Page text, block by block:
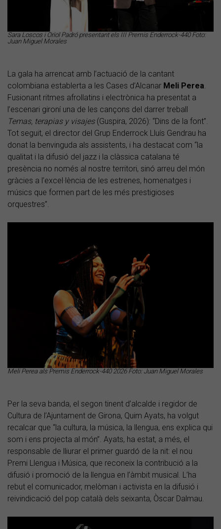
Sara Loscos i Oriol Padró presentant els III Premis Enderrock-440 Foto:
Juan Miguel Morales
La gala ha arrencat amb l’actuació de la cantant
colombiana establerta a les Cases d’Alcanar Meli Perea
Fusionant ritmes afrollatins i electrònica ha presentat a
l’escenari gironí una de les cançons del darrer treball
Temas, terapias y visajes(Guspira, 2026): “Dins de la font”.
Tot seguit, el director del Grup Enderrock Lluís Gendrau ha
donat la benvinguda als assistents, i ha destacat com “la
qualitat i la difusió del jazz i la clàssica catalana té
presència no només al nostre territori, sinó arreu del món
gràcies a l’excel·lència de les estrenes, homenatges i
músics que formen part de les més prestigioses
orquestres”.
Meli Perea als Premis Enderrock-440 2026 Foto: Juan Miguel Morales
Per la seva banda, el segon tinent d’alcalde i regidor de
Cultura de l’Ajuntament de Girona, Quim Ayats, ha volgut
recalcar que “la cultura, la música, la llengua, ens explica qui
som i ens projecta al món”. Ayats, ha estat, a més, el
responsable de lliurar el primer guardó de la nit: el nou
Premi Llengua i Música, que reconeix la contribució a la
difusió i promoció de la llengua en l’àmbit musical. L’ha
rebut el comunicador, melòman i activista en la difusió i
reivindicació del pop català dels seixanta, Òscar Dalmau.